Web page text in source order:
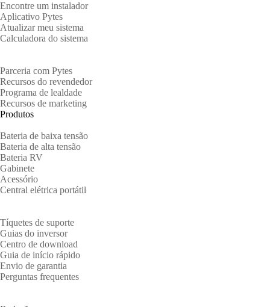
Encontre um instalador
Aplicativo Pytes
Atualizar meu sistema
Calculadora do sistema
Parceria com Pytes
Recursos do revendedor
Programa de lealdade
Recursos de marketing
Produtos
Bateria de baixa tensão
Bateria de alta tensão
Bateria RV
Gabinete
Acessório
Central elétrica portátil
Tíquetes de suporte
Guias do inversor
Centro de download
Guia de início rápido
Envio de garantia
Perguntas frequentes